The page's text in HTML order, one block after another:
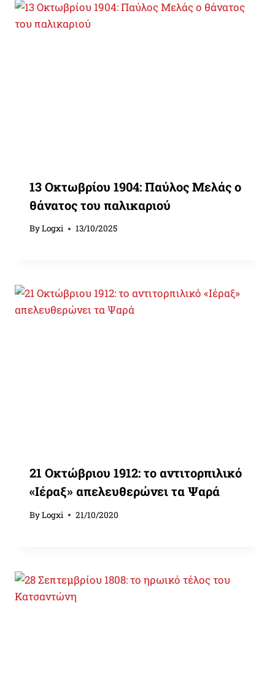
13 Οκτωβρίου 1904: Παύλος Μελάς ο
θάνατος του παλικαριού
ByLogxi 13/10/2025
21 Οκτώβριου 1912: το αντιτορπιλικό
«Ιέραξ» απελευθερώνει τα Ψαρά
ByLogxi 21/10/2020